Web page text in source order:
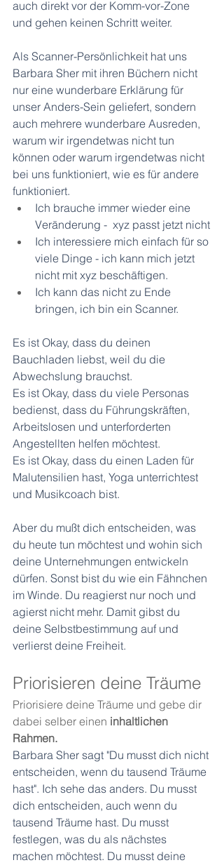
auch direkt vor der Komm-vor-Zone
und gehen keinen Schritt weiter.
Als Scanner-Persönlichkeit hat uns
Barbara Sher mit ihren Büchern nicht
nur eine wunderbare Erklärung für
unser Anders-Sein geliefert, sondern
auch mehrere wunderbare Ausreden,
warum wir irgendetwas nicht tun
können oder warum irgendetwas nicht
bei uns funktioniert, wie es für andere
funktioniert.
Ich brauche immer wieder eine
Veränderung -  xyz passt jetzt nicht
Ich interessiere mich einfach für so
viele Dinge - ich kann mich jetzt
nicht mit xyz beschäftigen.
Ich kann das nicht zu Ende
bringen, ich bin ein Scanner.
Es ist Okay, dass du deinen
Bauchladen liebst, weil du die
Abwechslung brauchst.
Es ist Okay, dass du viele Personas
bedienst, dass du Führungskräften,
Arbeitslosen und unterforderten
Angestellten helfen möchtest.
Es ist Okay, dass du einen Laden für
Malutensilien hast, Yoga unterrichtest
und Musikcoach bist.
Aber du mußt dich entscheiden, was
du heute tun möchtest und wohin sich
deine Unternehmungen entwickeln
dürfen. Sonst bist du wie ein Fähnchen
im Winde. Du reagierst nur noch und
agierst nicht mehr. Damit gibst du
deine Selbstbestimmung auf und
verlierst deine Freiheit.
Priorisieren deine Träume
Priorisiere deine Träume und gebe dir
dabei selber einen inhaltlichen
Rahmen.
Barbara Sher sagt "Du musst dich nicht
entscheiden, wenn du tausend Träume
hast". Ich sehe das anders. Du musst
dich entscheiden, auch wenn du
tausend Träume hast. Du musst
festlegen, was du als nächstes
machen möchtest. Du musst deine